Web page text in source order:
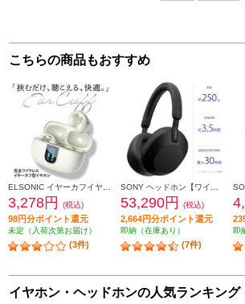
こちらの商品もおすすめ
3,278円 (税込)
98円分ポイント還元
未定（入荷次第お届け）
(3件)
53,290円 (税込)
2,664円分ポイント還元
即納（在庫あり）
(7件)
即
イヤホン・ヘッドホンの人気ランキング